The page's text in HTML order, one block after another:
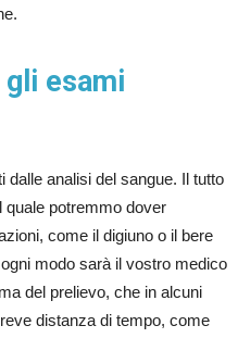
esami
dalle analisi del sangue. Il tutto
quale potremmo dover
come il digiuno o il bere
modo sarà il vostro medico
del prelievo, che in alcuni
distanza di tempo, come